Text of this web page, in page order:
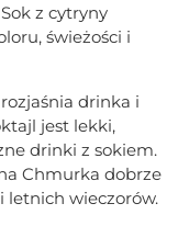
z cytryny
świeżości i
drinka i
jest lekki,
drinki z sokiem.
Chmurka dobrze
letnich wieczorów.